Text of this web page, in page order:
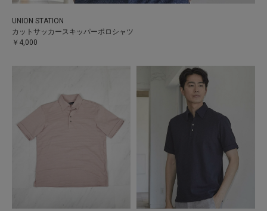
UNION STATION
カットサッカースキッパーポロシャツ
￥4,000